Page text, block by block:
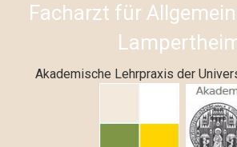
Facharzt für
Akademische Lehrpraxis der